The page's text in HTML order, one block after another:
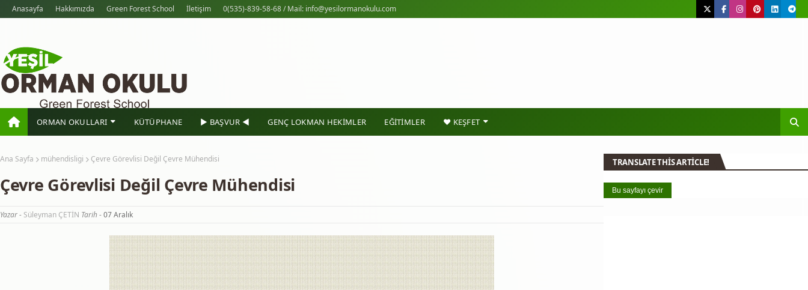
Anasayfa Hakkımızda Green Forest School İletişim 0(535)-839-58-68 / Mail: info@yesilormanokulu.com
ORMAN OKULLARI KÜTÜPHANE ► BAŞVUR ◀ GENÇ LOKMAN HEKİMLER EĞİTİMLER ❤ KEŞFET
Ana Sayfa mühendisligi Çevre Görevlisi Değil Çevre Mühendisi
Çevre Görevlisi Değil Çevre Mühendisi
Yazar - Süleyman ÇETİN Tarih -07 Aralık
TRANSLATE THIS ARTICLE!
Bu sayfayı çevir